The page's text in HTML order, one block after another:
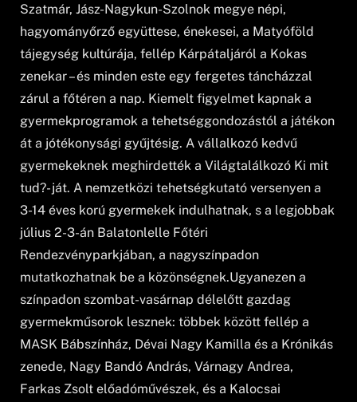
Szatmár, Jász-Nagykun-Szolnok megye népi,
hagyományőrző együttese, énekesei, a Matyóföld
tájegység kultúrája, fellép Kárpátaljáról a Kokas
zenekar – és minden este egy fergetes táncházzal
zárul a főtéren a nap. Kiemelt figyelmet kapnak a
gyermekprogramok a tehetséggondozástól a játékon
át a jótékonysági gyűjtésig. A vállalkozó kedvű
gyermekeknek meghirdették a Világtalálkozó Ki mit
tud?- ját. A nemzetközi tehetségkutató versenyen a
3-14 éves korú gyermekek indulhatnak, s a legjobbak
július 2-3-án Balatonlelle Főtéri
Rendezvényparkjában, a nagyszínpadon
mutatkozhatnak be a közönségnek.Ugyanezen a
színpadon szombat-vasárnap délelőtt gazdag
gyermekműsorok lesznek: többek között fellép a
MASK Bábszínház, Dévai Nagy Kamilla és a Krónikás
zenede, Nagy Bandó András, Várnagy Andrea,
Farkas Zsolt előadóművészek, és a Kalocsai